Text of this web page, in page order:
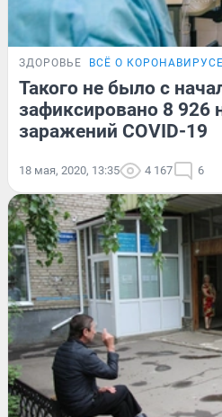
ЗДОРОВЬЕ ВСЁ О КОРОНАВИРУСЕ
Такого не было с
зафиксировано 8 926
заражений COVID-19
18 мая, 2020, 13:35 4 167 6